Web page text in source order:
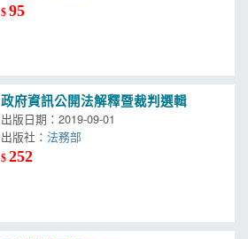
$95
政府資訊公開法解釋暨裁判選輯
出版日期：2019-09-01
出版社：法務部
$252